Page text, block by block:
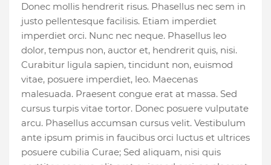
Donec mollis hendrerit risus. Phasellus nec sem in
justo pellentesque facilisis. Etiam imperdiet
imperdiet orci. Nunc nec neque. Phasellus leo
dolor, tempus non, auctor et, hendrerit quis, nisi.
Curabitur ligula sapien, tincidunt non, euismod
vitae, posuere imperdiet, leo. Maecenas
malesuada. Praesent congue erat at massa. Sed
cursus turpis vitae tortor. Donec posuere vulputate
arcu. Phasellus accumsan cursus velit. Vestibulum
ante ipsum primis in faucibus orci luctus et ultrices
posuere cubilia Curae; Sed aliquam, nisi quis